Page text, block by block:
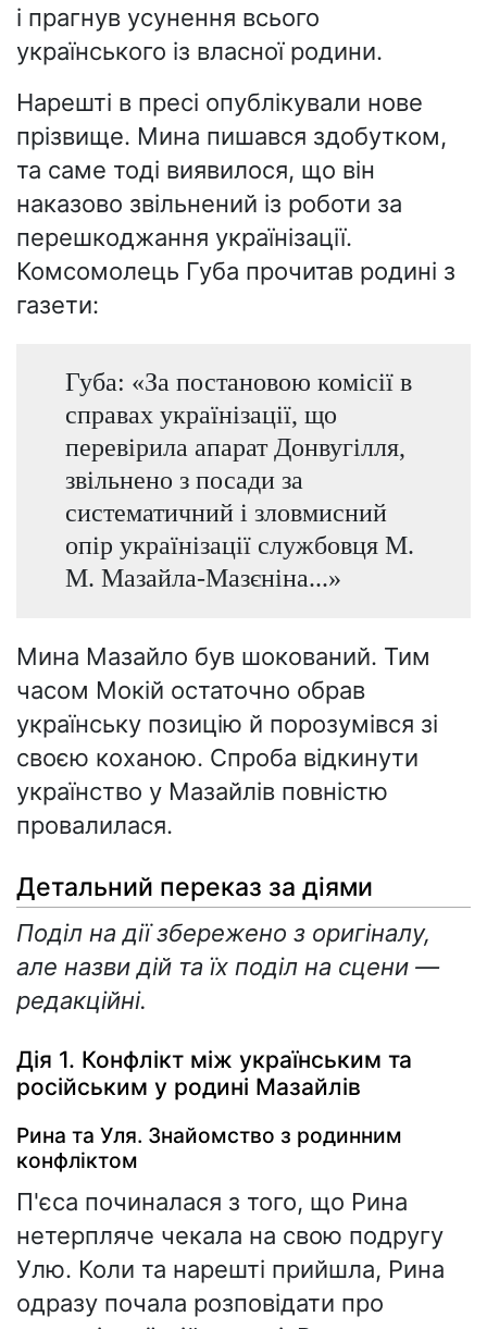
і прагнув усунення всього
українського із власної родини.
Нарешті в пресі опублікували нове
прізвище. Мина пишався здобутком,
та саме тоді виявилося, що він
наказово звільнений із роботи за
перешкоджання українізації.
Комсомолець Губа прочитав родині з
газети:
Губа: «За постановою комісії в
справах українізації, що
перевірила апарат Донвугілля,
звільнено з посади за
систематичний і зловмисний
опір українізації службовця М.
М. Мазайла-Мазєніна...»
Мина Мазайло був шокований. Тим
часом Мокій остаточно обрав
українську позицію й порозумівся зі
своєю коханою. Спроба відкинути
українство у Мазайлів повністю
провалилася.
Детальний переказ за діями
Поділ на дії збережено з оригіналу,
але назви дій та їх поділ на сцени —
редакційні.
Дія 1. Конфлікт між українським та
російським у родині Мазайлів
Рина та Уля. Знайомство з родинним
конфліктом
П'єса починалася з того, що Рина
нетерпляче чекала на свою подругу
Улю. Коли та нарешті прийшла, Рина
одразу почала розповідати про